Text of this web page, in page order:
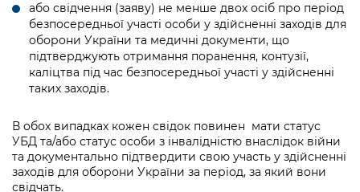
або свідчення (заяву) не менше двох осіб про період
безпосередньої участі особи у здійсненні заходів для
оборони України та медичні документи, що
підтверджують отримання поранення, контузії,
каліцтва під час безпосередньої участі у здійсненні
таких заходів.
В обох випадках кожен свідок повинен мати статус
УБД та/або статус особи з інвалідністю внаслідок війни
та документально підтвердити свою участь у здійсненні
заходів для оборони України за період, за який вони
свідчать.